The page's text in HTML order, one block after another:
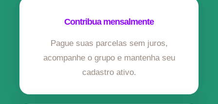
Contribua mensalmente
Pague suas parcelas sem juros,
acompanhe o grupo e mantenha seu
cadastro ativo.